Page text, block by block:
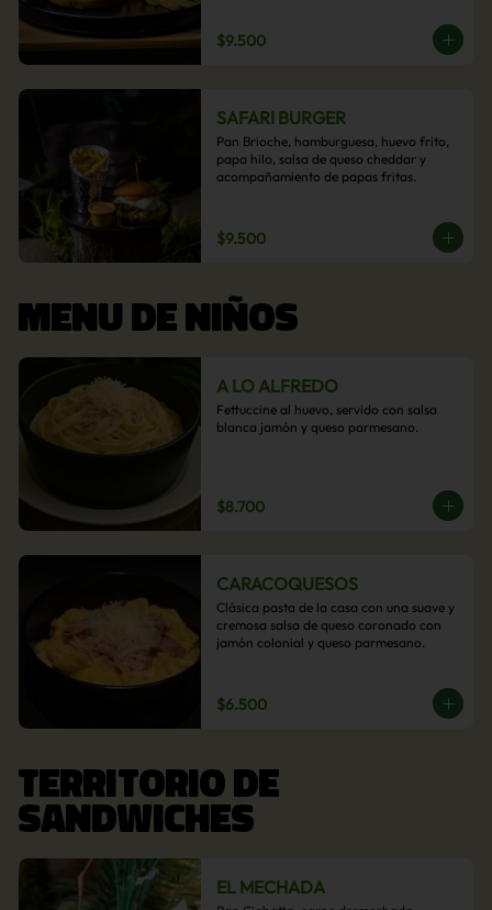
papas fritas.
$9.500
SAFARI BURGER
Pan Brioche, hamburguesa, huevo frito,
papa hilo, salsa de queso cheddar y
acompañamiento de papas fritas.
$9.500
MENU DE NIÑOS
A LO ALFREDO
Fettuccine al huevo, servido con salsa
blanca jamón y queso parmesano.
$8.700
CARACOQUESOS
Clásica pasta de la casa con una suave y
cremosa salsa de queso coronado con
jamón colonial y queso parmesano.
$6.500
TERRITORIO DE
SANDWICHES
EL MECHADA